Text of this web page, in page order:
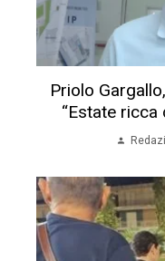
Priolo
“Estate ricca